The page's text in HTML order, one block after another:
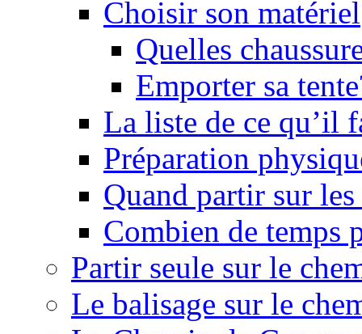
Choisir son matériel
Quelles
Emporter sa
La liste de ce qu’il
Préparation
Quand partir sur
Combien de
Partir seule sur le
Le balisage sur le